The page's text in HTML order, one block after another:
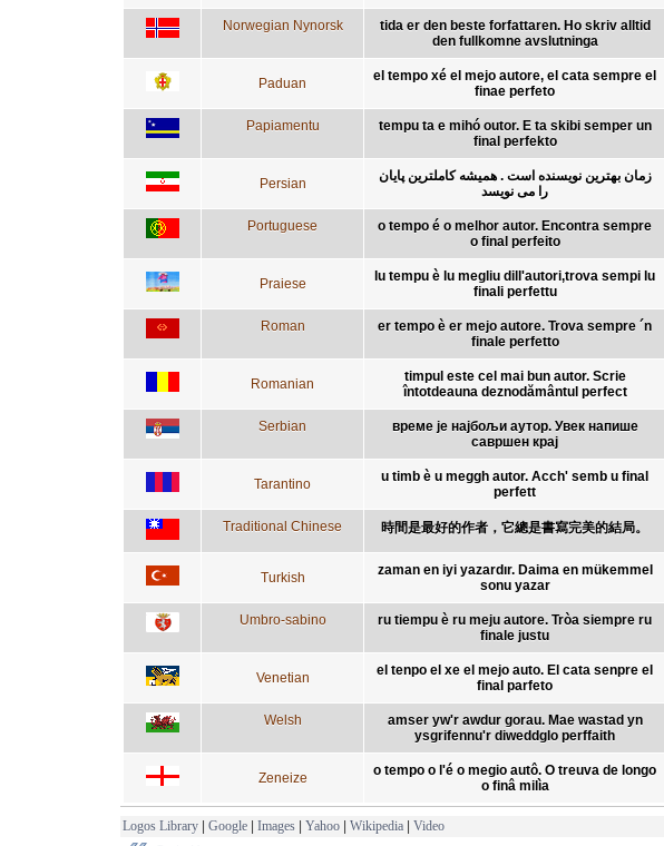
Norwegian Nynorsk
tida er den beste forfattaren. Ho skriv alltid
den fullkomne avslutninga
Paduan
el tempo xé el mejo autore, el cata sempre el
finae perfeto
Papiamentu
tempu ta e mihó outor. E ta skibi semper un
final perfekto
Persian
زمان بهترین نویسنده است . همیشه کاملترین پایان
را می نویسد
Portuguese
o tempo é o melhor autor. Encontra sempre
o final perfeito
Praiese
lu tempu è lu megliu dill'autori,trova sempi lu
finali perfettu
Roman
er tempo è er mejo autore. Trova sempre ´n
finale perfetto
Romanian
timpul este cel mai bun autor. Scrie
întotdeauna deznodământul perfect
Serbian
време је најбољи аутор. Увек напише
савршен крај
Tarantino
u timb è u meggh autor. Acch' semb u final
perfett
Traditional Chinese 時間是最好的作者，它總是書寫完美的結局。
Turkish
zaman en iyi yazardır. Daima en mükemmel
sonu yazar
Umbro-sabino
ru tiempu è ru meju autore. Tròa siempre ru
finale justu
Venetian
el tenpo el xe el mejo auto. El cata senpre el
final parfeto
Welsh
amser yw'r awdur gorau. Mae wastad yn
ysgrifennu'r diweddglo perffaith
Zeneize
o tempo o l'é o megio autô. O treuva de longo
o finâ milìa
Logos Library | Google | Images | Yahoo | Wikipedia | Video